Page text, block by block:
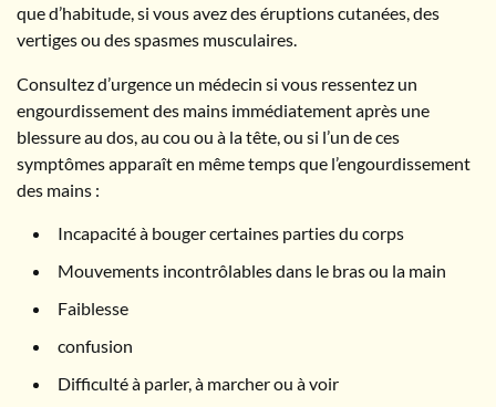
que d’habitude, si vous avez des éruptions cutanées, des
vertiges ou des spasmes musculaires.
Consultez d’urgence un médecin si vous ressentez un
engourdissement des mains immédiatement après une
blessure au dos, au cou ou à la tête, ou si l’un de ces
symptômes apparaît en même temps que l’engourdissement
des mains :
Incapacité à bouger certaines parties du corps
Mouvements incontrôlables dans le bras ou la main
Faiblesse
confusion
Difficulté à parler, à marcher ou à voir